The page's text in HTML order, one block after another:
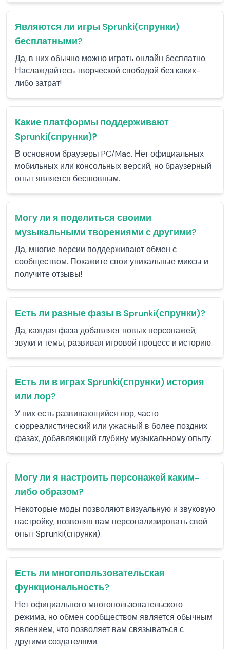
Являются ли игры Sprunki(спрунки)
бесплатными?
Да, в них обычно можно играть онлайн бесплатно.
Наслаждайтесь творческой свободой без каких-
либо затрат!
Какие платформы поддерживают
Sprunki(спрунки)?
В основном браузеры PC/Mac. Нет официальных
мобильных или консольных версий, но браузерный
опыт является бесшовным.
Могу ли я поделиться своими
музыкальными творениями с другими?
Да, многие версии поддерживают обмен с
сообществом. Покажите свои уникальные миксы и
получите отзывы!
Есть ли разные фазы в Sprunki(спрунки)?
Да, каждая фаза добавляет новых персонажей,
звуки и темы, развивая игровой процесс и историю.
Есть ли в играх Sprunki(спрунки) история
или лор?
У них есть развивающийся лор, часто
сюрреалистический или ужасный в более поздних
фазах, добавляющий глубину музыкальному опыту.
Могу ли я настроить персонажей каким-
либо образом?
Некоторые моды позволяют визуальную и звуковую
настройку, позволяя вам персонализировать свой
опыт Sprunki(спрунки).
Есть ли многопользовательская
функциональность?
Нет официального многопользовательского
режима, но обмен сообществом является обычным
явлением, что позволяет вам связываться с
другими создателями.